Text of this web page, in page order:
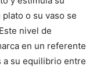
o su vaso se
nivel de
en un referente
a su equilibrio entre